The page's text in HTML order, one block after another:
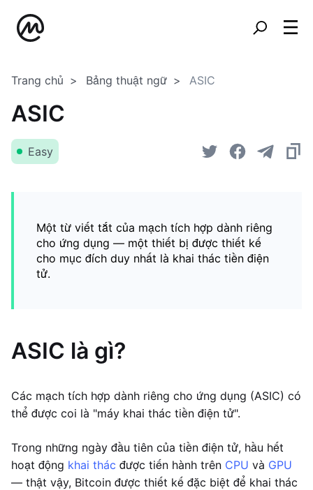
Trang chủ Bảng thuật ngữ ASIC
ASIC
Easy
Một từ viết tắt của mạch tích hợp dành riêng
cho ứng dụng — một thiết bị được thiết kế
cho mục đích duy nhất là khai thác tiền điện
tử.
ASIC là gì?
Các mạch tích hợp dành riêng cho ứng dụng (ASIC) có
thể được coi là "máy khai thác tiền điện tử".
Trong những ngày đầu tiên của tiền điện tử, hầu hết
hoạt động khai thác được tiến hành trên CPU và GPU
— thật vậy, Bitcoin được thiết kế đặc biệt để khai thác